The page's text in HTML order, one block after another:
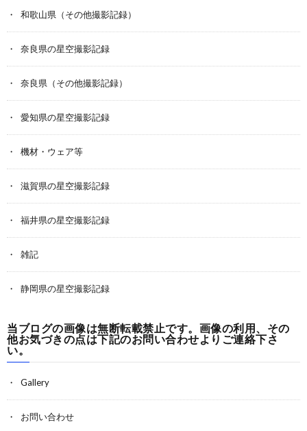
和歌山県（その他撮影記録）
奈良県の星空撮影記録
奈良県（その他撮影記録）
愛知県の星空撮影記録
機材・ウェア等
滋賀県の星空撮影記録
福井県の星空撮影記録
雑記
静岡県の星空撮影記録
当ブログの画像は無断転載禁止です。画像の利用、その
他お気づきの点は下記のお問い合わせよりご連絡下さ
い。
Gallery
お問い合わせ